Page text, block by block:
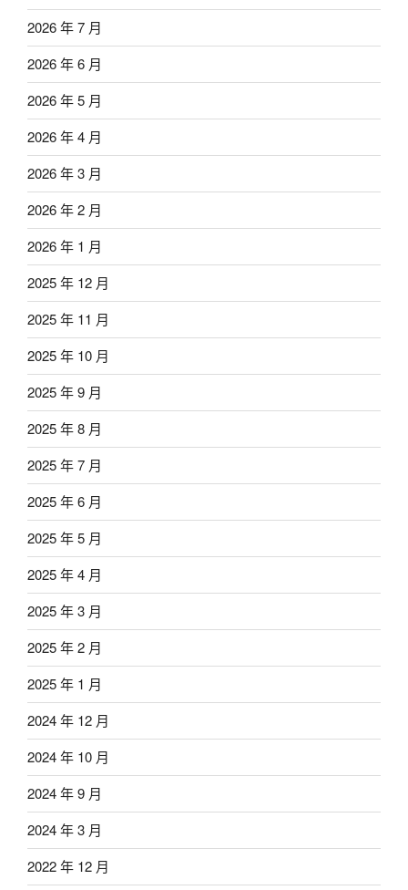
2026 年 7 月
2026 年 6 月
2026 年 5 月
2026 年 4 月
2026 年 3 月
2026 年 2 月
2026 年 1 月
2025 年 12 月
2025 年 11 月
2025 年 10 月
2025 年 9 月
2025 年 8 月
2025 年 7 月
2025 年 6 月
2025 年 5 月
2025 年 4 月
2025 年 3 月
2025 年 2 月
2025 年 1 月
2024 年 12 月
2024 年 10 月
2024 年 9 月
2024 年 3 月
2022 年 12 月